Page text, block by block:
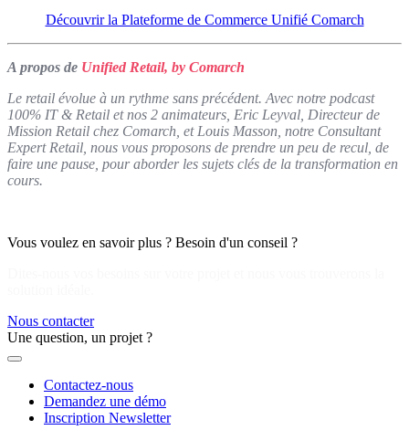
Découvrir la Plateforme de Commerce Unifié Comarch
A propos de Unified Retail, by Comarch
Le retail évolue à un rythme sans précédent. Avec notre podcast
100% IT & Retail et nos 2 animateurs, Eric Leyval, Directeur de
Mission Retail chez Comarch, et Louis Masson, notre Consultant
Expert Retail, nous vous proposons de prendre un peu de recul, de
faire une pause, pour aborder les sujets clés de la transformation en
cours.
Vous voulez en savoir plus ? Besoin d'un conseil ?
Nous contacter
Une question, un projet ?
Contactez-nous
Demandez une démo
Inscription Newsletter